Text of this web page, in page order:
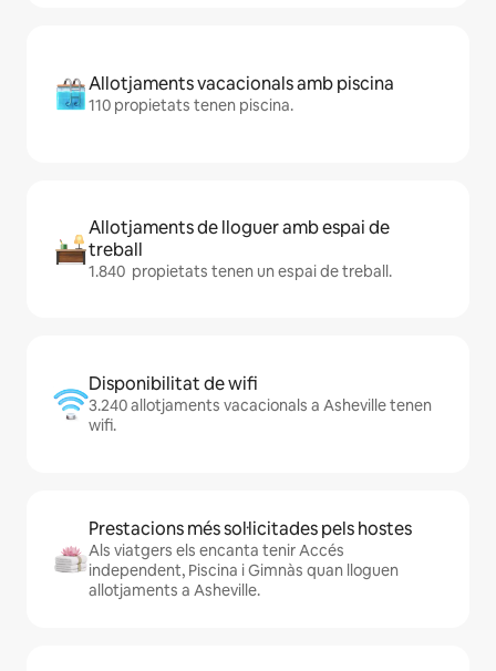
Allotjaments vacacionals amb piscina
110 propietats tenen piscina.
Allotjaments de lloguer amb espai de
treball
1.840 propietats tenen un espai de treball.
Disponibilitat de wifi
3.240 allotjaments vacacionals a Asheville tenen
wifi.
Prestacions més sol·licitades pels hostes
Als viatgers els encanta tenir Accés
independent, Piscina i Gimnàs quan lloguen
allotjaments a Asheville.